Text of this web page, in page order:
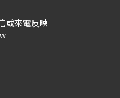
或來電反映